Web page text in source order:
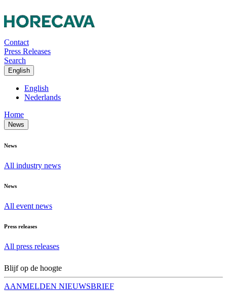
Contact
Press Releases
Search
English
English
Nederlands
Home
News
News
All industry news
News
All event news
Press releases
All press releases
Blijf op de hoogte
AANMELDEN NIEUWSBRIEF